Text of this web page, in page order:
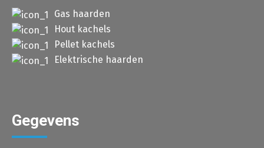
Gas haarden
Hout kachels
Pellet kachels
Elektrische haarden
Gegevens